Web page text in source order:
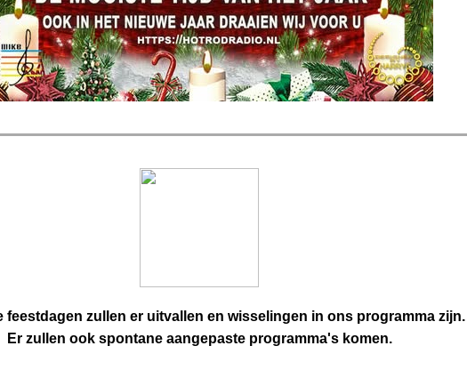
feestdagen zullen er uitvallen en wisselingen in ons programma zijn.
Er zullen ook spontane aangepaste programma's komen.